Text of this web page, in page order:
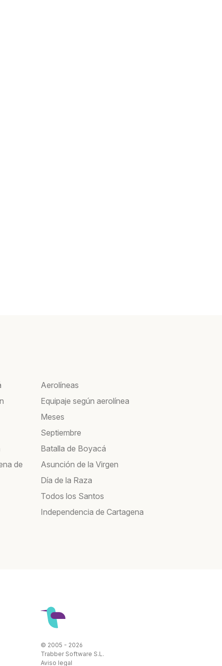
de
Aerolíneas
Equipaje según aerolínea
Meses
Septiembre
Batalla de Boyacá
Asunción de la Virgen
Día de la Raza
Todos los Santos
Independencia de Cartagena
© 2005 - 2026
Trabber Software S.L.
Aviso legal